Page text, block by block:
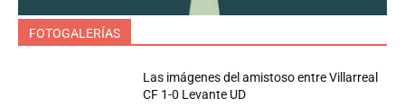
FOTOGALERÍAS
Las imágenes del amistoso entre Villarreal
CF 1-0 Levante UD